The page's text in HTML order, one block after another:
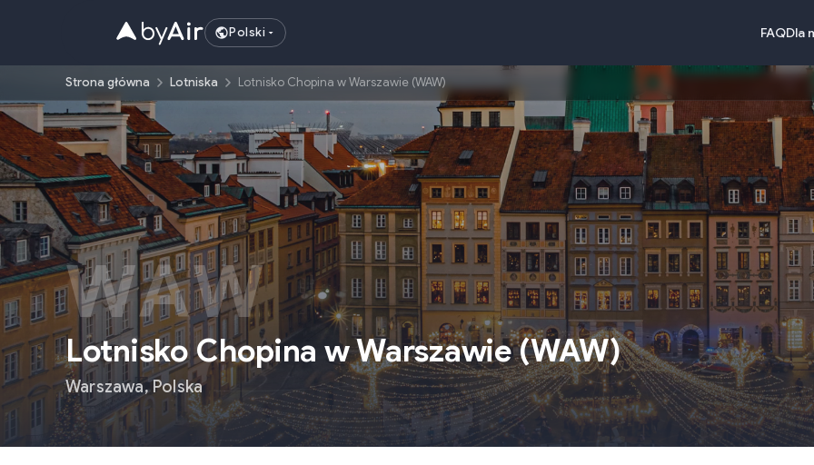
Polski FAQDla
Strona główna Lotniska Lotnisko Chopina w Warszawie (WAW)
WAW
Lotnisko Chopina w Warszawie(WAW)
Warszawa,Polska